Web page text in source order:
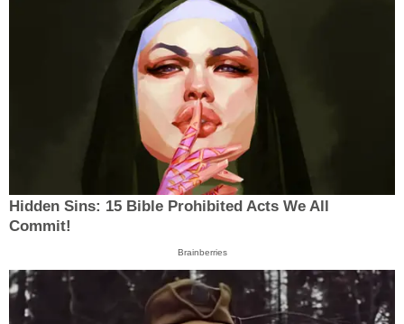
Hidden Sins: 15 Bible Prohibited Acts We All
Commit!
Brainberries